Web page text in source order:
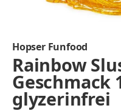
Hopser Funfood
Rainbow
Geschmack
glyzerinfrei